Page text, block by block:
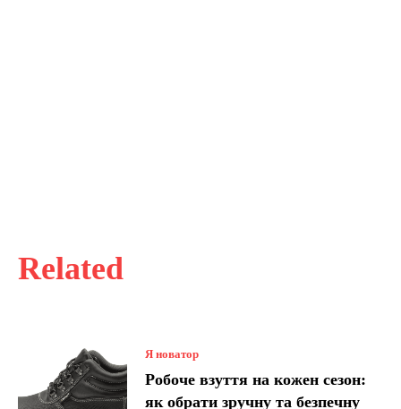
Related
Я новатор
Робоче взуття на кожен сезон:
як обрати зручну та безпечну